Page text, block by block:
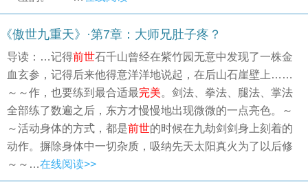
《傲世九重天》·第7章：大师兄肚子疼？
导读：…记得前世石千山曾经在紫竹园无意中发现了一株金
血玄参，记得后来他得意洋洋地说起，在后山石崖壁上……
～～作，也要练到最合适最完美。剑法、拳法、腿法、掌法
全部练了数遍之后，东方才慢慢地出现微微的一点亮色。～
～活动身体的方式，都是前世的时候在九劫剑剑身上刻着的
动作。摒除身体中一切杂质，吸纳先天太阳真火为了以后修
～～…在线阅读>>